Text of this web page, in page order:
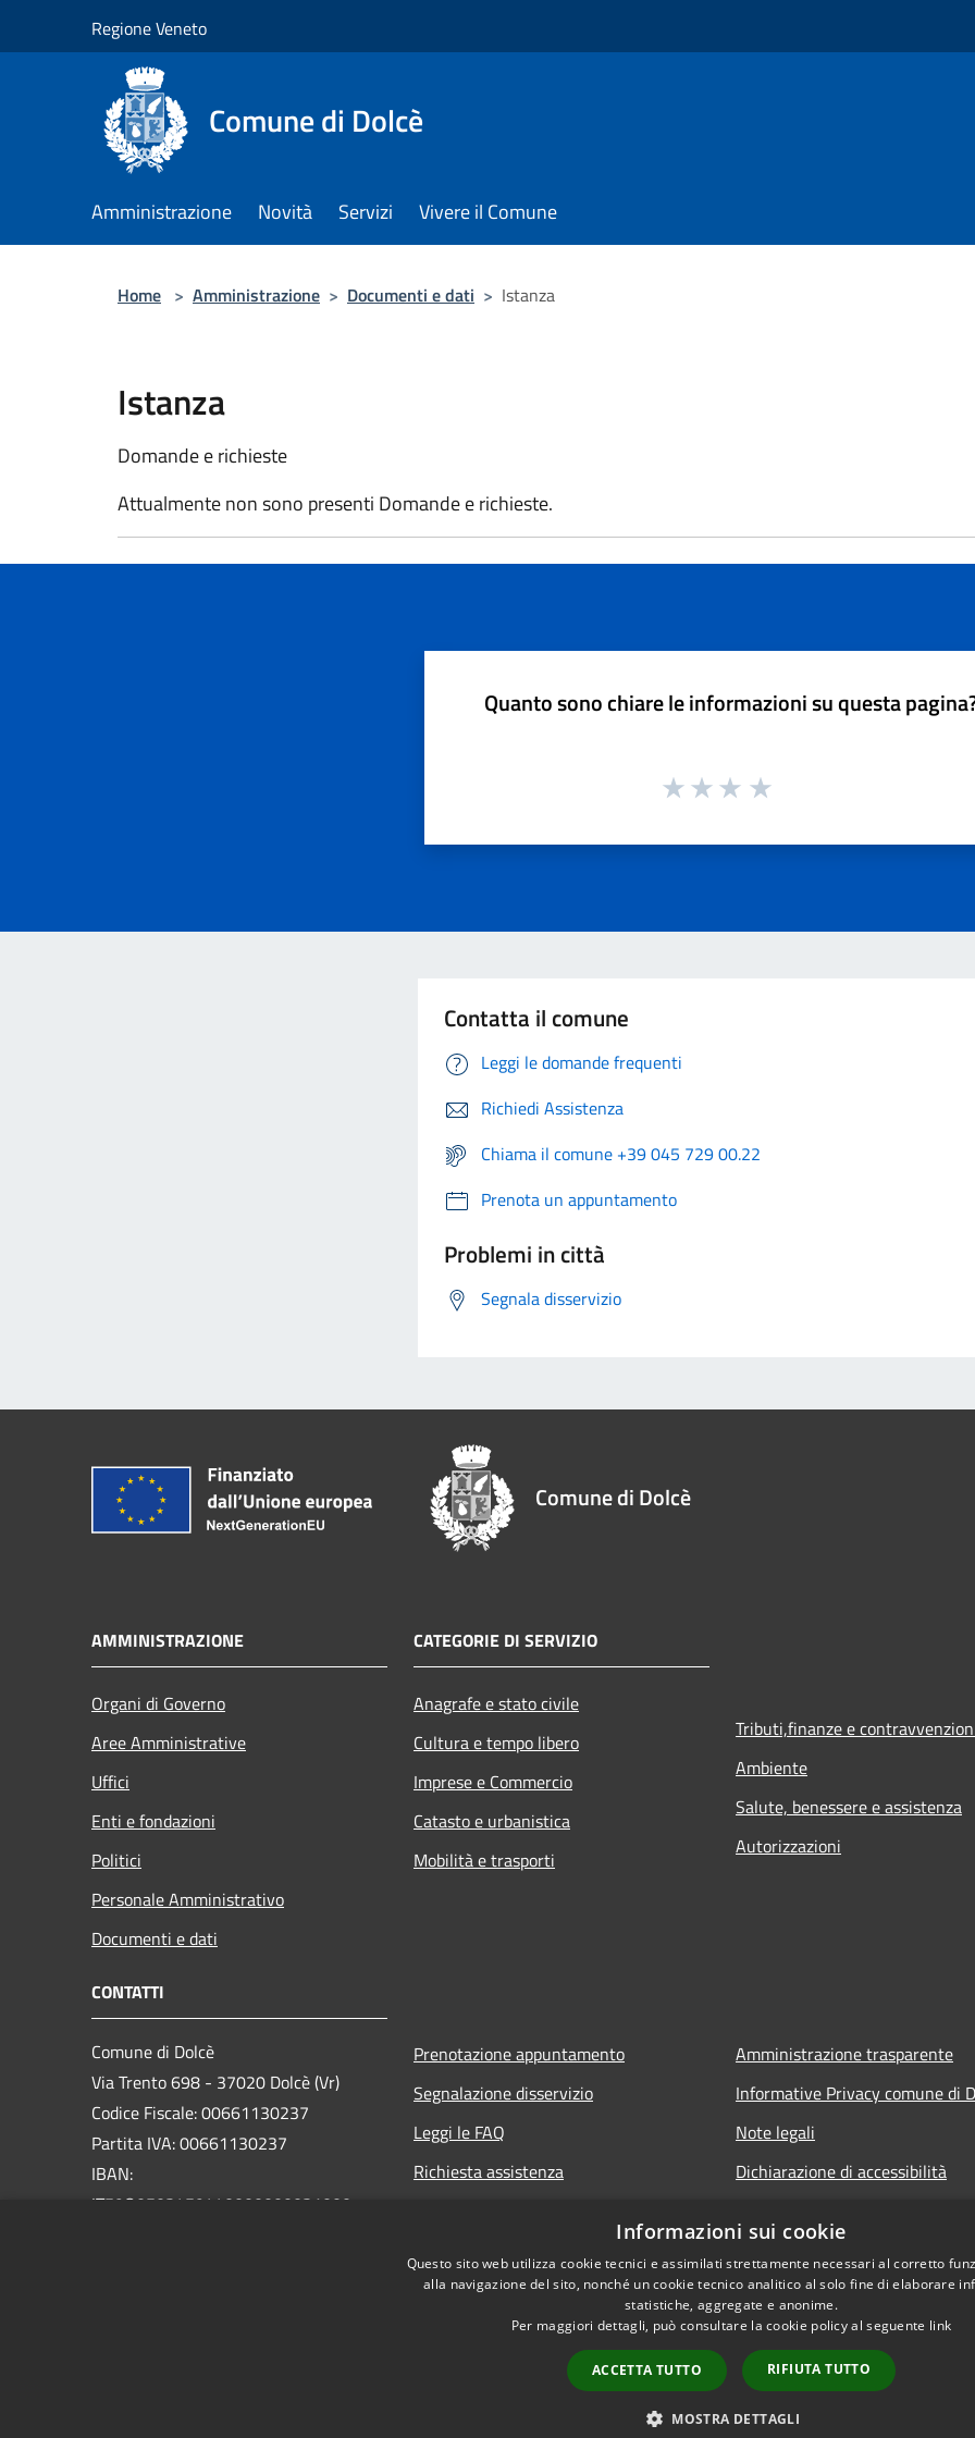
Regione Veneto
Comune di Dolcè
Amministrazione Novità Servizi Vivere il Comune
Home > Amministrazione > Documenti e dati > Istanza
Istanza
Domande e richieste
Attualmente non sono presenti Domande e richieste.
Quanto sono chiare le informazioni su questa
Contatta il comune
Leggi le domande frequenti
Richiedi Assistenza
Chiama il comune +39 045 729 00.22
Prenota un appuntamento
Problemi in città
Segnala disservizio
Comune di Dolcè
AMMINISTRAZIONE
Organi di Governo
Aree Amministrative
Uffici
Enti e fondazioni
Politici
Personale Amministrativo
Documenti e dati
CATEGORIE DI SERVIZIO
Anagrafe e stato civile
Cultura e tempo libero
Imprese e Commercio
Catasto e urbanistica
Mobilità e trasporti
Tributi,finanze e
Ambiente
Salute, benessere e assistenza
Autorizzazioni
CONTATTI
Comune di Dolcè
Via Trento 698 - 37020 Dolcè (Vr)
Codice Fiscale: 00661130237
Partita IVA: 00661130237
IBAN:
IT59O0503459440000000031000
Prenotazione appuntamento
Segnalazione disservizio
Leggi le FAQ
Richiesta assistenza
Amministrazione trasparente
Informative Privacy comune di
Note legali
Dichiarazione di accessibilità
Copyright © 2026 •
Informazioni sui cookie
Questo sito web utilizza cookie tecnici e assimilati strettamente necessari al corretto
alla navigazione del sito, nonché un cookie tecnico analitico al solo fine di elaborare
statistiche, aggregate e anonime.
Per maggiori dettagli, può consultare la cookie policy al seguente link
ACCETTA TUTTO RIFIUTA TUTTO
MOSTRA DETTAGLI